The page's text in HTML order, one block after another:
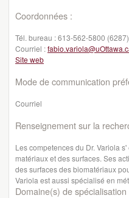
Coordonnées :
Tél. bureau :613-562-5800 (6287)
Courriel :
Site web
Mode de communication
Courriel
Renseignement sur la
Les competences du Dr. Variola
matériaux et des surfaces. Ses
des surfaces des biomatériaux
Variola est aussi spécialisé en
Domaine(s) de spécialisation